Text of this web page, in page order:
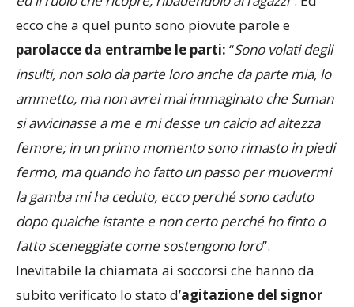
ecco che a quel punto sono piovute parole e
parolacce da entrambe le parti: “Sono volati degli
insulti, non solo da parte loro anche da parte mia, lo
ammetto, ma non avrei mai immaginato che Suman
si avvicinasse a me e mi desse un calcio ad altezza
femore; in un primo momento sono rimasto in piedi
fermo, ma quando ho fatto un passo per muovermi
la gamba mi ha ceduto, ecco perché sono caduto
dopo qualche istante e non certo perché ho finto o
fatto sceneggiate come sostengono loro”.
Inevitabile la chiamata ai soccorsi che hanno da
subito verificato lo stato d’agitazione del signor